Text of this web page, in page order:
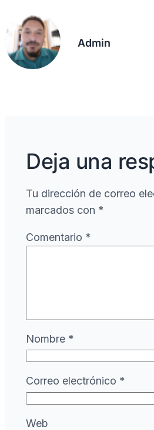
b
o
o
k
k
Admin
Deja una
Tu dirección de correo
marcados con *
Comentario *
Nombre *
Correo electrónico *
Web